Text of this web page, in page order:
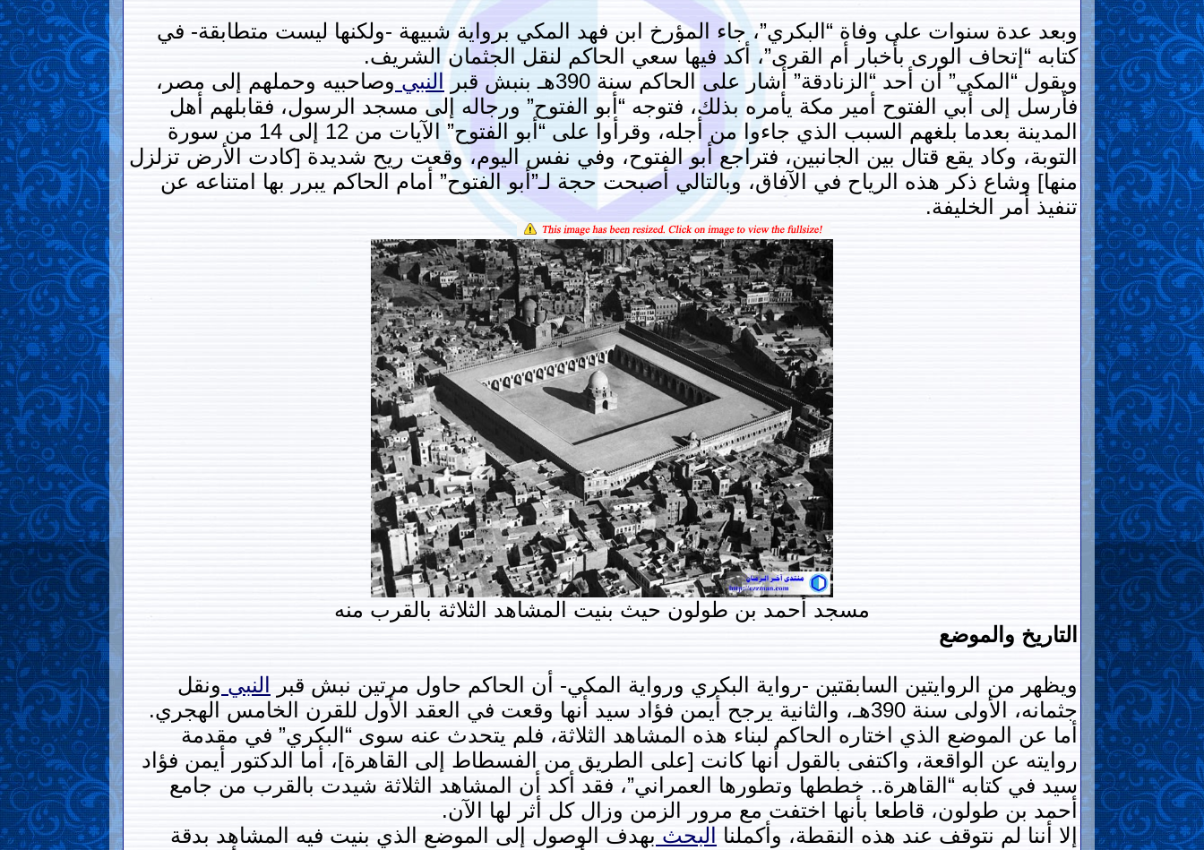
وبعد عدة سنوات على وفاة “البكري”، جاء المؤرخ ابن فهد المكي برواية شبيهة -ولكنها ليست متطابقة- في
كتابه “إتحاف الورى بأخبار أم القرى”، أكد فيها سعي الحاكم لنقل الجثمان الشريف.
ويقول “المكي” أن أحد “الزنادقة” أشار على الحاكم سنة 390هـ بنبش قبر
النبي وصاحبيه وحملهم إلى مصر،
فأرسل إلى أبي الفتوح أمير مكة يأمره بذلك، فتوجه “أبو الفتوح” ورجاله إلى مسجد الرسول، فقابلهم أهل
المدينة بعدما بلغهم السبب الذي جاءوا من أجله، وقرأوا على “أبو الفتوح” الآيات من 12 إلى 14 من سورة
التوبة، وكاد يقع قتال بين الجانبين، فتراجع أبو الفتوح، وفي نفس اليوم، وقعت ريح شديدة [كادت الأرض تزلزل
منها] وشاع ذكر هذه الرياح في الآفاق، وبالتالي أصبحت حجة لـ”أبو الفتوح” أمام الحاكم يبرر بها امتناعه عن
تنفيذ أمر الخليفة.
مسجد أحمد بن طولون حيث بنيت المشاهد الثلاثة بالقرب منه
التاريخ والموضع
ويظهر من الروايتين السابقتين -رواية البكري ورواية المكي- أن الحاكم حاول مرتين نبش قبر النبي ونقل
جثمانه، الأولى سنة 390هـ، والثانية يرجح أيمن فؤاد سيد أنها وقعت في العقد الأول للقرن الخامس الهجري.
أما عن الموضع الذي اختاره الحاكم لبناء هذه المشاهد الثلاثة، فلم يتحدث عنه سوى “البكري” في مقدمة
روايته عن الواقعة، واكتفى بالقول أنها كانت [على الطريق من الفسطاط إلى القاهرة]، أما الدكتور أيمن فؤاد
سيد في كتابه “القاهرة.. خططها وتطورها العمراني”، فقد أكد أن المشاهد الثلاثة شيدت بالقرب من جامع
أحمد بن طولون، قاطعا بأنها اختفت مع مرور الزمن وزال كل أثر لها الآن.
إلا أننا لم نتوقف عند هذه النقطة، وأكملنا
البحث بهدف الوصول إلى الموضع الذي بنيت فيه المشاهد بدقة